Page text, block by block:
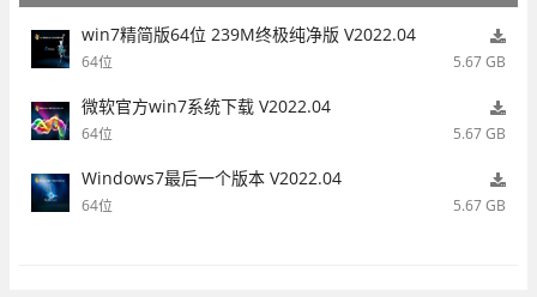
win7精简版64位 239M终极纯净版 V2022.04
64位 5.67 GB
微软官方win7系统下载 V2022.04
64位 5.67 GB
Windows7最后一个版本 V2022.04
64位 5.67 GB